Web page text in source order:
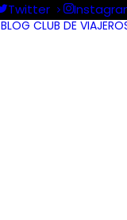
Twitter
BLOG CLUB DE